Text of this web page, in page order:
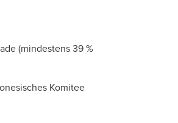
(mindestens 39 %
Komitee